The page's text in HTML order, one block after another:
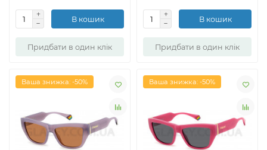
В кошик
Придбати в один клік
В кошик
Придбати в один клік
Ваша знижка: -50% Ваша знижка: -50%